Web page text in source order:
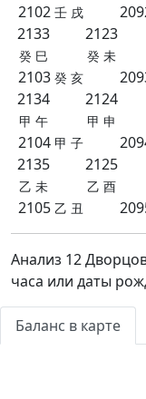
2102 壬 戌
2133
癸 巳
2123
癸 未
2103 癸 亥
2134
甲 午
2124
甲 申
2104 甲 子
2135
乙 未
2125
乙 酉
2105 乙 丑
Анализ 12
часа или даты
Баланс в карте